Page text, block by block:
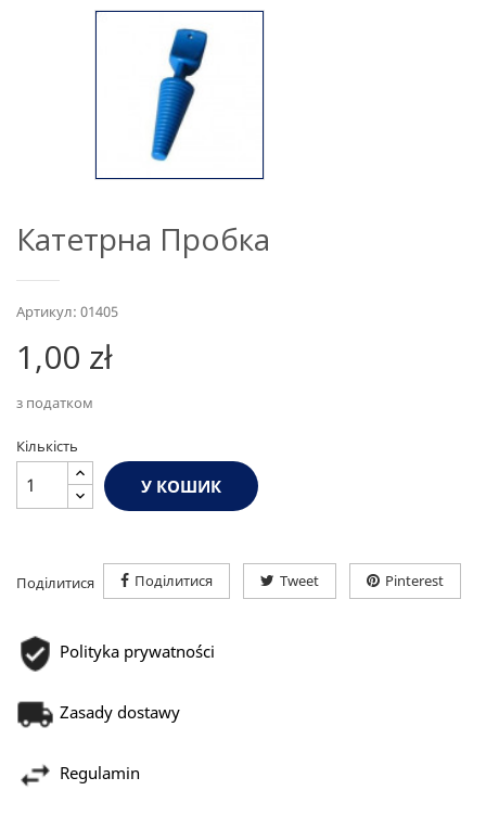
Катетрна Пробка
Артикул: 01405
1,00 zł
з податком
Кількість
У КОШИК
Поділитися Поділитися Tweet Pinterest
Polityka prywatności
Zasady dostawy
Regulamin